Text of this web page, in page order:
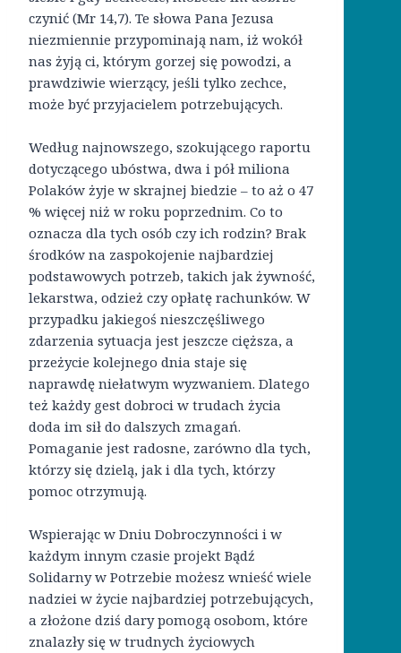
czynić (Mr 14,7). Te słowa Pana Jezusa
niezmiennie przypominają nam, iż wokół
nas żyją ci, którym gorzej się powodzi, a
prawdziwie wierzący, jeśli tylko zechce,
może być przyjacielem potrzebujących.
Według najnowszego, szokującego raportu
dotyczącego ubóstwa, dwa i pół miliona
Polaków żyje w skrajnej biedzie – to aż o 47
% więcej niż w roku poprzednim. Co to
oznacza dla tych osób czy ich rodzin? Brak
środków na zaspokojenie najbardziej
podstawowych potrzeb, takich jak żywność,
lekarstwa, odzież czy opłatę rachunków. W
przypadku jakiegoś nieszczęśliwego
zdarzenia sytuacja jest jeszcze cięższa, a
przeżycie kolejnego dnia staje się
naprawdę niełatwym wyzwaniem. Dlatego
też każdy gest dobroci w trudach życia
doda im sił do dalszych zmagań.
Pomaganie jest radosne, zarówno dla tych,
którzy się dzielą, jak i dla tych, którzy
pomoc otrzymują.
Wspierając w Dniu Dobroczynności i w
każdym innym czasie projekt Bądź
Solidarny w Potrzebie możesz wnieść wiele
nadziei w życie najbardziej potrzebujących,
a złożone dziś dary pomogą osobom, które
znalazły się w trudnych życiowych